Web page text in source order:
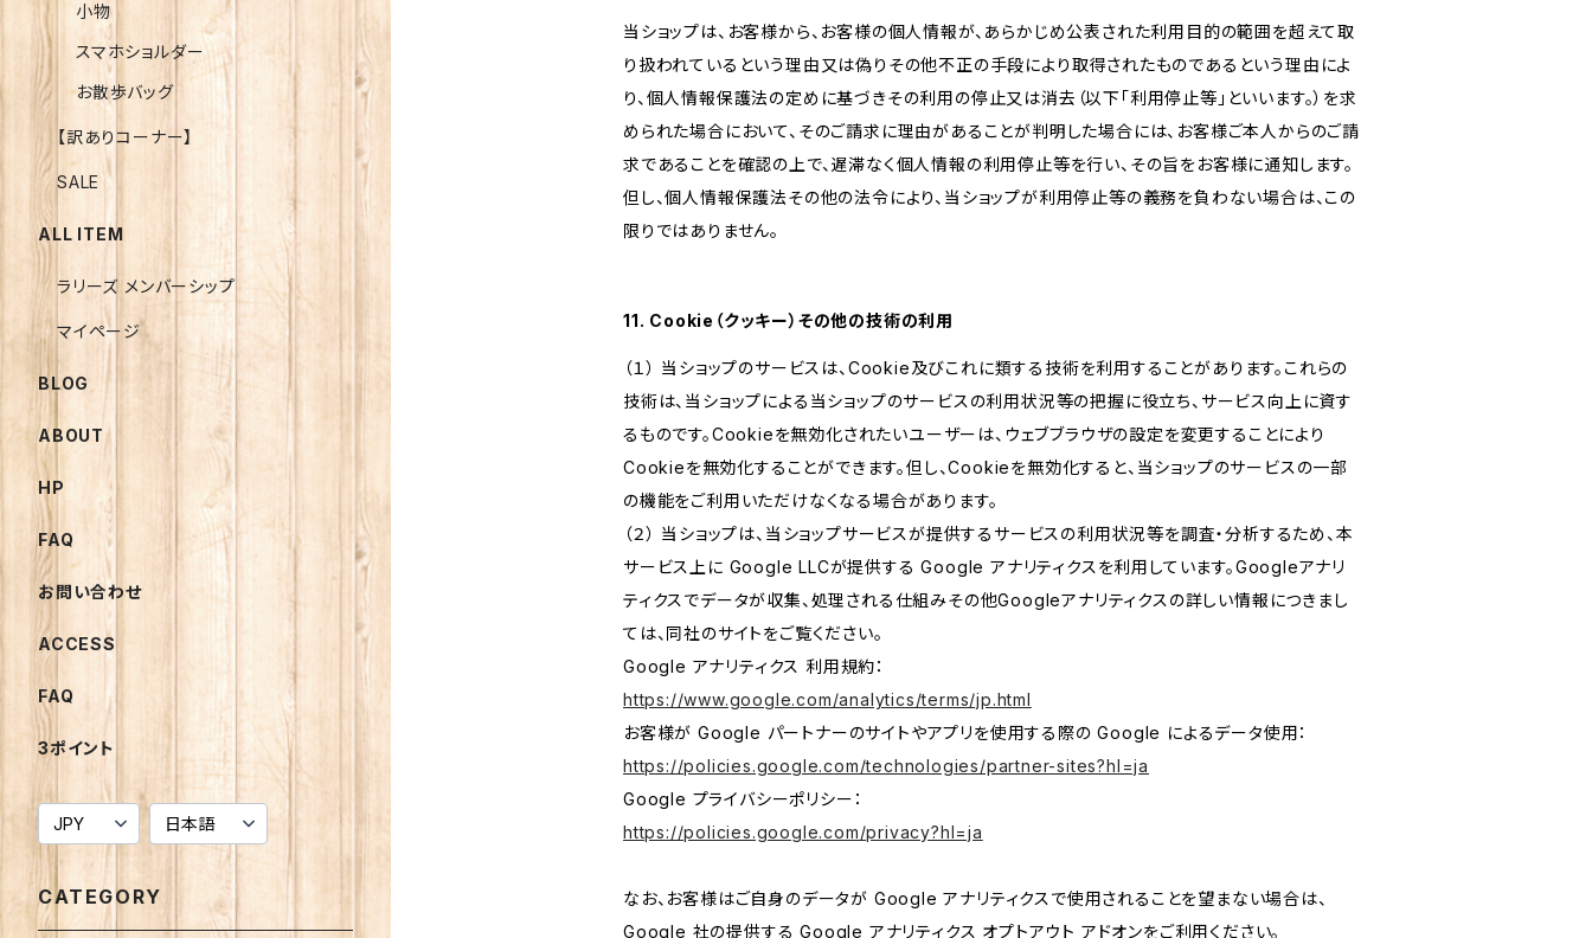
当ショップは、お客様から、お客様の個人情報が、あらかじめ公表された利用目的の範囲を超えて取
り扱われているという理由又は偽りその他不正の手段により取得されたものであるという理由によ
り、個人情報保護法の定めに基づきその利用の停止又は消去（以下「利用停止等」といいます。）を求
められた場合において、そのご請求に理由があることが判明した場合には、お客様ご本人からのご請
求であることを確認の上で、遅滞なく個人情報の利用停止等を行い、その旨をお客様に通知します。
但し、個人情報保護法その他の法令により、当ショップが利用停止等の義務を負わない場合は、この
限りではありません。
11. Cookie（クッキー）その他の技術の利用
（１） 当ショップのサービスは、Cookie及びこれに類する技術を利用することがあります。これらの
技術は、当ショップによる当ショップのサービスの利用状況等の把握に役立ち、サービス向上に資す
るものです。Cookieを無効化されたいユーザーは、ウェブブラウザの設定を変更することにより
Cookieを無効化することができます。但し、Cookieを無効化すると、当ショップのサービスの一部
の機能をご利用いただけなくなる場合があります。
（２） 当ショップは、当ショップサービスが提供するサービスの利用状況等を調査・分析するため、本
サービス上に Google LLCが提供する Google アナリティクスを利用しています。Googleアナリ
ティクスでデータが収集、処理される仕組みその他Googleアナリティクスの詳しい情報につきまし
ては、同社のサイトをご覧ください。
Google アナリティクス 利用規約：
https://www.google.com/analytics/terms/jp.html
お客様が Google パートナーのサイトやアプリを使用する際の Google によるデータ使用：
https://policies.google.com/technologies/partner-sites?hl=ja
Google プライバシーポリシー：
https://policies.google.com/privacy?hl=ja
なお、お客様はご自身のデータが Google アナリティクスで使用されることを望まない場合は、
Google 社の提供する Google アナリティクス オプトアウト アドオンをご利用ください。
小物
スマホショルダー
お散歩バッグ
【訳ありコーナー】
SALE
ALL ITEM
ラリーズ メンバーシップ
マイページ
BLOG
ABOUT
HP
FAQ
お問い合わせ
ACCESS
FAQ
3ポイント
CATEGORY